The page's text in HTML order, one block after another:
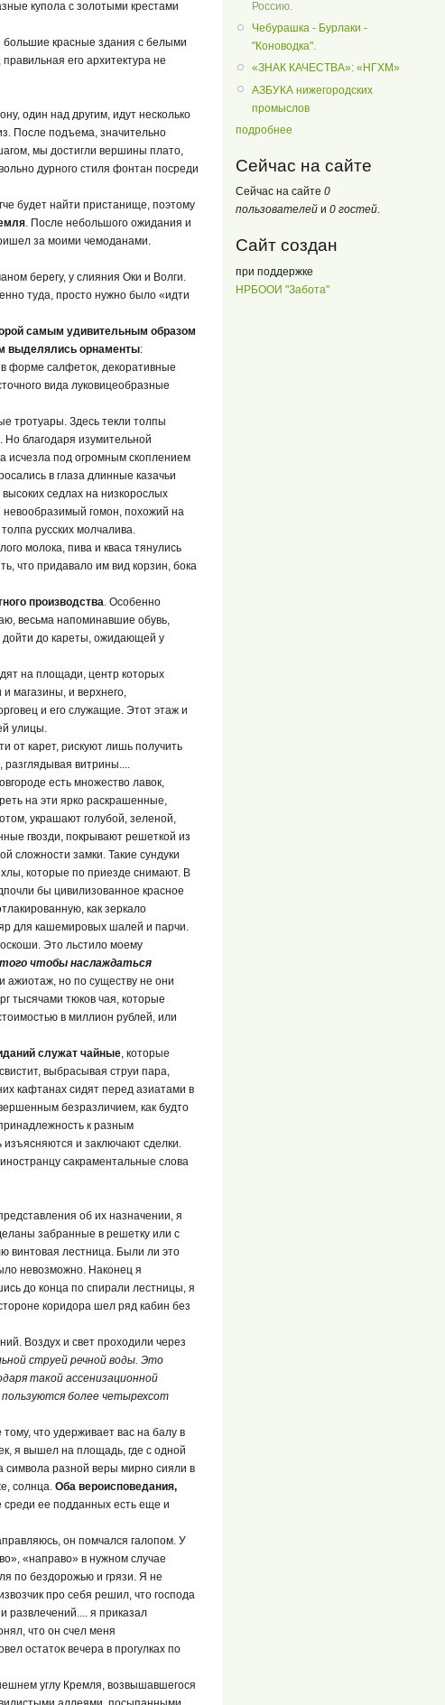
купола с золотыми крестами
красные здания с белыми
его архитектура не
один над другим, идут несколько
После подъема, значительно
мы достигли вершины плато,
дурного стиля фонтан посреди
будет найти пристанище, поэтому
. После небольшого ожидания и
за моими чемоданами.
берегу, у слияния Оки и Волги.
туда, просто нужно было «идти
самым удивительным образом
выделялись орнаменты:
форме салфеток, декоративные
вида луковицеобразные
тротуары. Здесь текли толпы
Но благодаря изумительной
исчезла под огромным скоплением
в глаза длинные казачьи
седлах на низкорослых
гомон, похожий на
русских молчалива.
молока, пива и кваса тянулись
что придавало им вид корзин, бока
производства. Особенно
весьма напоминавшие обувь,
дойти до кареты, ожидающей у
на площади, центр которых
магазины, и верхнего,
и его служащие. Этот этаж и
улицы.
от карет, рискуют лишь получить
разглядывая витрины....
есть множество лавок,
на эти ярко раскрашенные,
украшают голубой, зеленой,
гвозди, покрывают решеткой из
сложности замки. Такие сундуки
которые по приезде снимают. В
бы цивилизованное красное
как зеркало
для кашемировых шалей и парчи.
Это льстило моему
чтобы наслаждаться
ажиотаж, но по существу не они
тысячами тюков чая, которые
в миллион рублей, или
служат чайные, которые
выбрасывая струи пара,
кафтанах сидят перед азиатами в
безразличием, как будто
к разным
и заключают сделки.
сакраментальные слова
об их назначении, я
забранные в решетку или с
винтовая лестница. Были ли это
невозможно. Наконец я
до конца по спирали лестницы, я
коридора шел ряд кабин без
Воздух и свет проходили через
струей речной воды. Это
такой ассенизационной
пользуются более четырехсот
что удерживает вас на балу в
я вышел на площадь, где с одной
символа разной веры мирно сияли в
солнца. Оба вероисповедания,
среди ее подданных есть еще и
он помчался галопом. У
«направо» в нужном случае
по бездорожью и грязи. Я не
про себя решил, что господа
развлечений.... я приказал
что он счел меня
остаток вечера в прогулках по
углу Кремля, возвышавшегося
Россию.
Чебурашка - Бурлаки -
"Коноводка".
«ЗНАК КАЧЕСТВА»: «НГХМ»
АЗБУКА нижегородских
промыслов
подробнее
Сейчас на сайте
Сейчас на сайте 0
пользователей и 0 гостей
Сайт создан
при поддержке
НРБООИ "Забота"